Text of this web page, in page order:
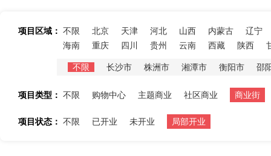
项目区域： 不限 北京 天津 河北 山西 内蒙古
辽宁
海南
重庆 四川 贵州 云南 西藏 陕西
不限 长沙市 株洲市 湘潭市 衡阳市 邵
项目类型： 不限 购物中心 主题商业 社区商业 商业街
项目状态： 不限 已开业 未开业 局部开业